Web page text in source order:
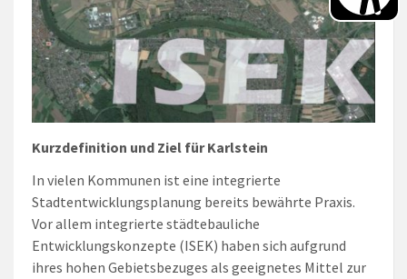
Kurzdefinition und Ziel für Karlstein
In vielen Kommunen ist eine integrierte
Stadtentwicklungsplanung bereits bewährte Praxis.
Vor allem integrierte städtebauliche
Entwicklungskonzepte (ISEK) haben sich aufgrund
ihres hohen Gebietsbezuges als geeignetes Mittel zur